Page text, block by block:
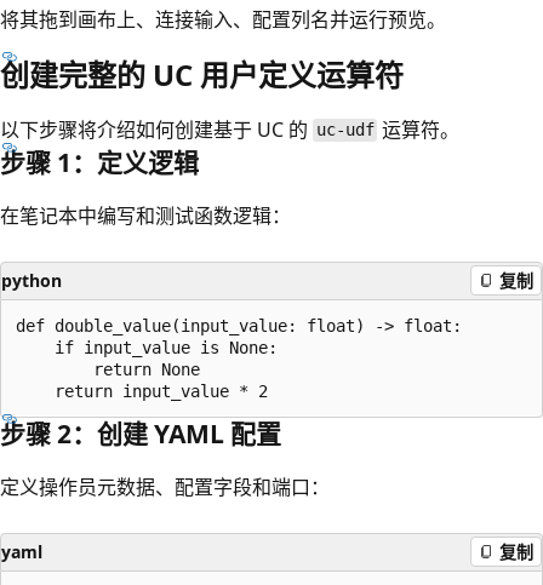
将其拖到画布上、连接输入、配置列名并运行预览。
创建完整的 UC 用户定义运算符
以下步骤将介绍如何创建基于 UC 的 uc-udf 运算符。
步骤 1：定义逻辑
在笔记本中编写和测试函数逻辑：
python 复制
def double_value(input_value: float) -> float:
    if input_value is None:
        return None
步骤 2：创建 YAML 配置
定义操作员元数据、配置字段和端口：
yaml 复制